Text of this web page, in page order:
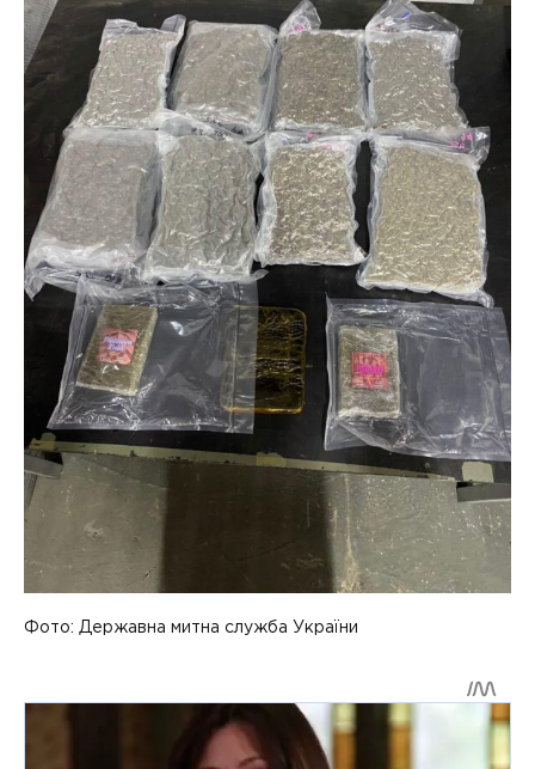
Фото: Державна митна служба України